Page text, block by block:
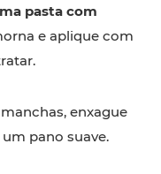
pasta com
e aplique com
enxague
pano suave.